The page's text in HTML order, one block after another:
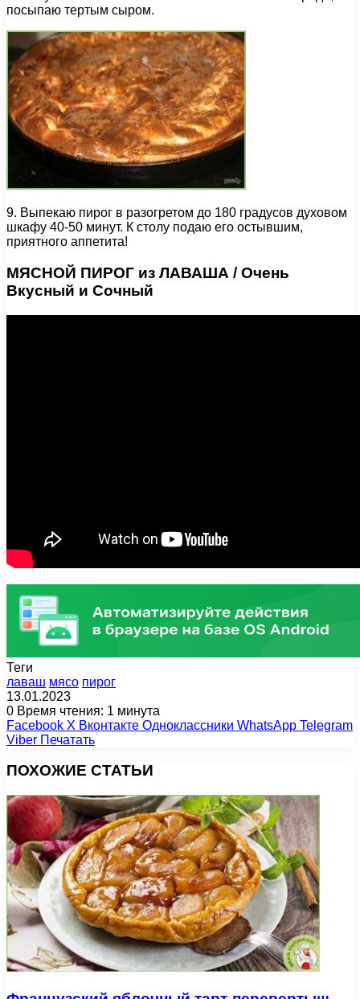
посыпаю тертым сыром.
9. Выпекаю пирог в разогретом до 180 градусов духовом
шкафу 40-50 минут. К столу подаю его остывшим,
приятного аппетита!
МЯСНОЙ ПИРОГ из ЛАВАША / Очень
Вкусный и Сочный
Теги
лаваш мясо пирог
13.01.2023
0 Время чтения: 1 минута
Facebook X Вконтакте Одноклассники WhatsApp Telegram
Viber Печатать
ПОХОЖИЕ СТАТЬИ